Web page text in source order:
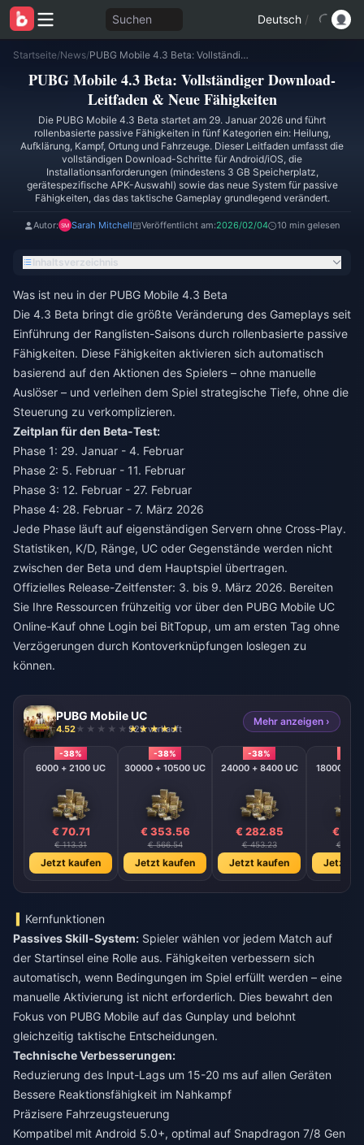
Suchen Deutsch /
Startseite/News/ PUBG Mobile 4.3 Beta: Vollständiger Download-Leitfaden & Neue Fähigkeiten
PUBG Mobile 4.3 Beta: Vollständiger Download-
Leitfaden & Neue Fähigkeiten
Die PUBG Mobile 4.3 Beta startet am 29. Januar 2026 und führt
rollenbasierte passive Fähigkeiten in fünf Kategorien ein: Heilung,
Aufklärung, Kampf, Ortung und Fahrzeuge. Dieser Leitfaden umfasst die
vollständigen Download-Schritte für Android/iOS, die
Installationsanforderungen (mindestens 3 GB Speicherplatz,
gerätespezifische APK-Auswahl) sowie das neue System für passive
Fähigkeiten, das das taktische Gameplay grundlegend verändert.
Autor: Sarah Mitchell Veröffentlicht am:2026/02/04 10 min gelesen
Inhaltsverzeichnis
Was ist neu in der PUBG Mobile 4.3 Beta
Die 4.3 Beta bringt die größte Veränderung des Gameplays seit
Einführung der Ranglisten-Saisons durch rollenbasierte passive
Fähigkeiten. Diese Fähigkeiten aktivieren sich automatisch
basierend auf den Aktionen des Spielers – ohne manuelle
Auslöser – und verleihen dem Spiel strategische Tiefe, ohne die
Steuerung zu verkomplizieren.
Zeitplan für den Beta-Test:
Phase 1: 29. Januar - 4. Februar
Phase 2: 5. Februar - 11. Februar
Phase 3: 12. Februar - 27. Februar
Phase 4: 28. Februar - 7. März 2026
Jede Phase läuft auf eigenständigen Servern ohne Cross-Play.
Statistiken, K/D, Ränge, UC oder Gegenstände werden nicht
zwischen der Beta und dem Hauptspiel übertragen.
Offizielles Release-Zeitfenster: 3. bis 9. März 2026. Bereiten
Sie Ihre Ressourcen frühzeitig vor über den PUBG Mobile UC
Online-Kauf ohne Login bei BitTopup, um am ersten Tag ohne
Verzögerungen durch Kontoverknüpfungen loslegen zu
können.
PUBG Mobile UC
4.52 929 verkauft
Mehr anzeigen ›
-38%
6000 + 2100 UC
€ 70.71
€ 113.31
Jetzt kaufen
-38%
30000 + 10500 UC
€ 353.56
€ 566.54
Jetzt kaufen
-38%
24000 + 8400 UC
€ 282.85
€ 453.23
Jetzt kaufen
18000 +
€
€
Jetzt
Kernfunktionen
Passives Skill-System: Spieler wählen vor jedem Match auf
der Startinsel eine Rolle aus. Fähigkeiten verbessern sich
automatisch, wenn Bedingungen im Spiel erfüllt werden – eine
manuelle Aktivierung ist nicht erforderlich. Dies bewahrt den
Fokus von PUBG Mobile auf das Gunplay und belohnt
gleichzeitig taktische Entscheidungen.
Technische Verbesserungen:
Reduzierung des Input-Lags um 15-20 ms auf allen Geräten
Bessere Reaktionsfähigkeit im Nahkampf
Präzisere Fahrzeugsteuerung
Kompatibel mit Android 5.0+, optimal auf Snapdragon 7/8 Gen